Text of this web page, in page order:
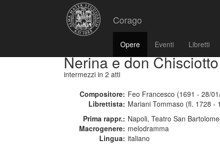
Corago
Opere Eventi Libretti
Nerina e don Chisciotto
intermezzi in 2 atti
Compositore: Feo Francesco (1691 - 28/
Librettista: Mariani Tommaso (fl. 1728 -
Prima rappr.: Napoli, Teatro San
Macrogenere: melodramma
Lingua: italiano